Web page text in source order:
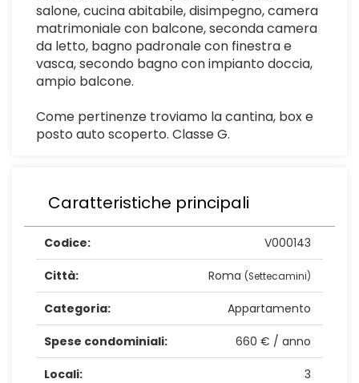
salone, cucina abitabile, disimpegno, camera
matrimoniale con balcone, seconda camera
da letto, bagno padronale con finestra e
vasca, secondo bagno con impianto doccia,
ampio balcone.
Come pertinenze troviamo la cantina, box e
posto auto scoperto. Classe G.
Caratteristiche principali
Codice: V000143
Città: Roma (Settecamini)
Categoria: Appartamento
Spese condominiali: 660 € / anno
Locali: 3